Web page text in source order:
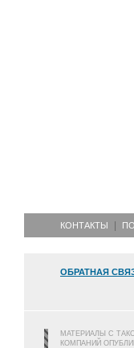
КОНТАКТЫ
ОБРАТНАЯ
МАТЕРИАЛЫ С
КОМПАНИЙ